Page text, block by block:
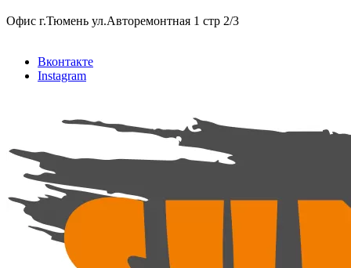
Офис г.Тюмень ул.Авторемонтная 1 стр 2/3
Вконтакте
Instagram